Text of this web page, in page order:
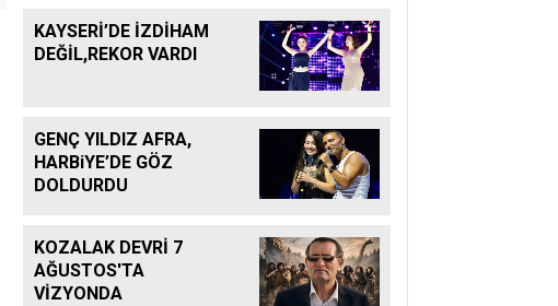
KAYSERİ’DE İZDİHAM
DEĞİL,REKOR VARDI
GENÇ YILDIZ AFRA,
HARBiYE’DE GÖZ
DOLDURDU
KOZALAK DEVRİ 7
AĞUSTOS'TA
VİZYONDA